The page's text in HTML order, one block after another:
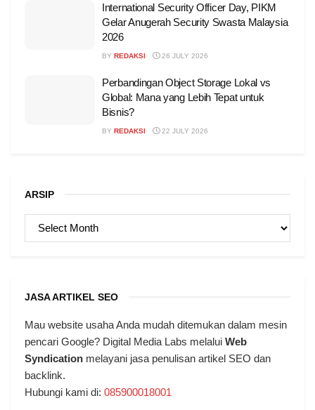
International Security Officer Day, PIKM
Gelar Anugerah Security Swasta Malaysia
2026
BY REDAKSI 26 JULY 2026
Perbandingan Object Storage Lokal vs
Global: Mana yang Lebih Tepat untuk
Bisnis?
BY REDAKSI 22 JULY 2026
ARSIP
ARSIP
JASA ARTIKEL SEO
Mau website usaha Anda mudah ditemukan dalam mesin
pencari Google? Digital Media Labs melalui Web
Syndication melayani jasa penulisan artikel SEO dan
backlink.
Hubungi kami di: 085900018001